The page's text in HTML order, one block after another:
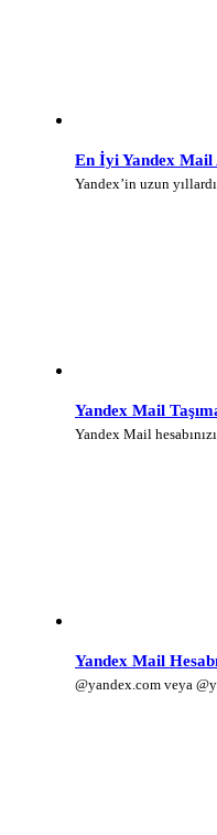
En İyi Yandex
Yandex’in uzun
Yandex Mail
Yandex Mail
Yandex Mail
@yandex.com veya